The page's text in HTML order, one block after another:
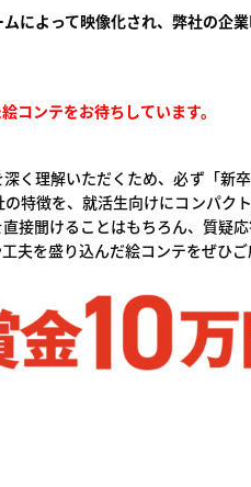
によって映像化され、弊社の企
コンテをお待ちしています。
く理解いただくため、必ず「新
特徴を、就活生向けにコンパク
接聞けることはもちろん、質疑応
夫を盛り込んだ絵コンテをぜひご